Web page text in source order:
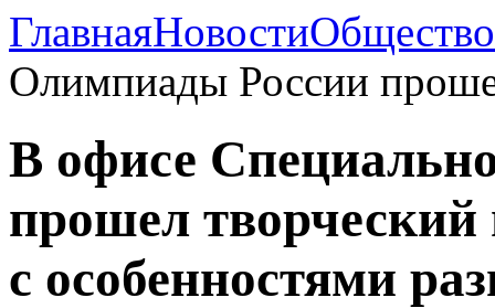
ГлавнаяНовостиОбщество
Олимпиады России
В офисе
прошел творческий
с особенностями